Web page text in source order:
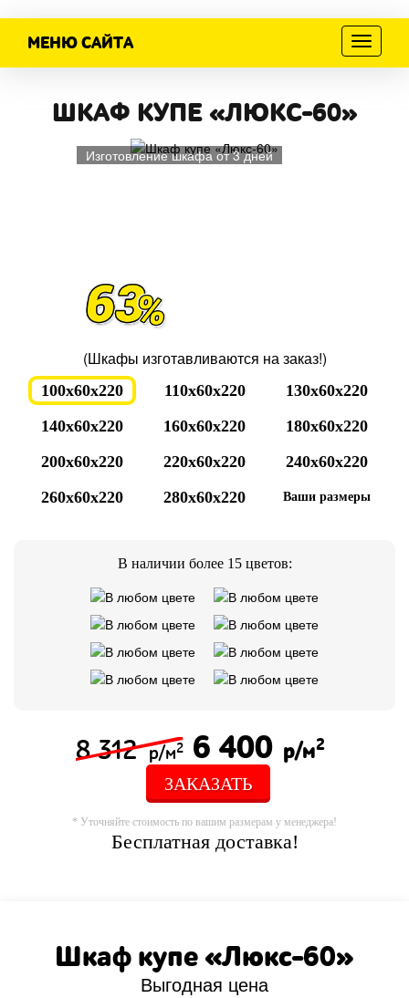
Меню
МЕНЮ САЙТА
ШКАФ КУПЕ «ЛЮКС-60»
Изготовление шкафа от 3 дней
(Шкафы изготавливаются на заказ!)
100x60x220 110x60x220
130x60x220
140x60x220
160x60x220
180x60x220
200x60x220
220x60x220
240x60x220
260x60x220
280x60x220 Ваши размеры
В наличии более 15 цветов:
8 312 р/м2 6 400 р/м2
ЗАКАЗАТЬ
* Уточняйте стоимость по вашим размерам у менеджера!
Бесплатная доставка!
Шкаф купе «Люкс-60»
Выгодная цена